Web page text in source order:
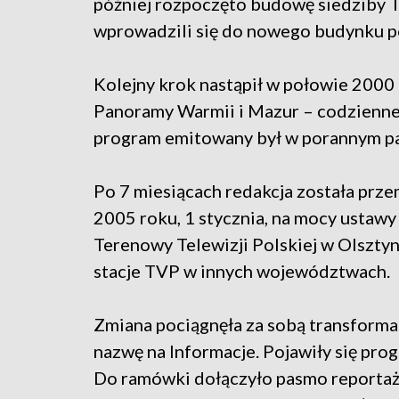
wprowadzili się do nowego budynku
Kolejny krok nastąpił w połowie
Panoramy Warmii i Mazur –
program emitowany był w porannym
Po 7 miesiącach redakcja została
2005 roku, 1 stycznia, na mocy
Terenowy Telewizji Polskiej w
stacje TVP w innych województwach.
Zmiana pociągnęła za sobą
nazwę na Informacje. Pojawiły się
Do ramówki dołączyło pasmo